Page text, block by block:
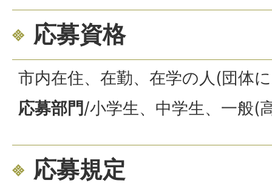
応募資格
市内在住、在勤、在学の人(団体
応募部門/小学生、中学生、一般(
応募規定